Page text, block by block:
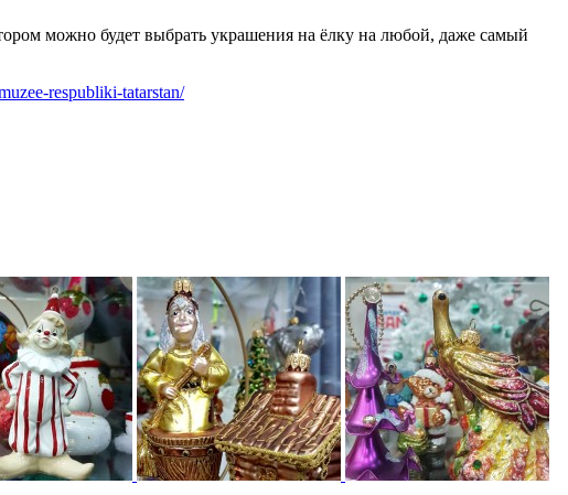
можно будет выбрать украшения на ёлку на любой, даже самый
respubliki-tatarstan/